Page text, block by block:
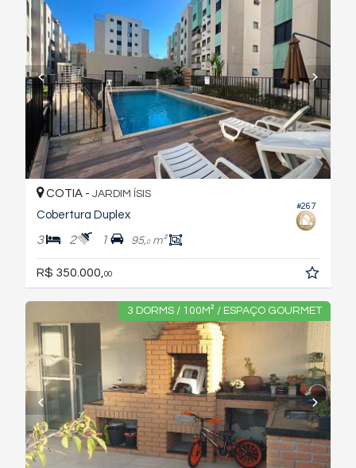
#267
COTIA - JARDIM ÍSIS
Cobertura Duplex
3 2 1 95,0m²
R$ 350.000, 00
3 DORMS / 100M² / ESPAÇO GOURMET